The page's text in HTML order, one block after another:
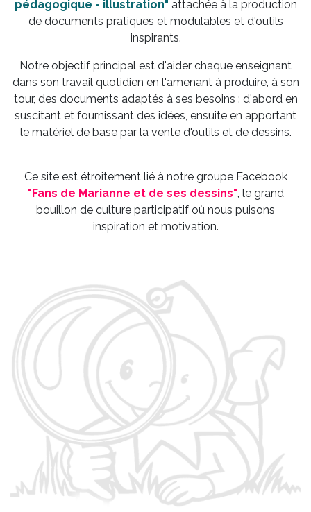
de documents pratiques et modulables et d'outils
inspirants.
dans son travail quotidien en l'amenant à produire, à son
tour, des documents adaptés à ses besoins : d'abord en
suscitant et fournissant des idées, ensuite en apportant
le matériel de base par la vente d'outils et de dessins.
"Fans de Marianne et de ses dessins", le grand
bouillon de culture participatif où nous puisons
inspiration et motivation.